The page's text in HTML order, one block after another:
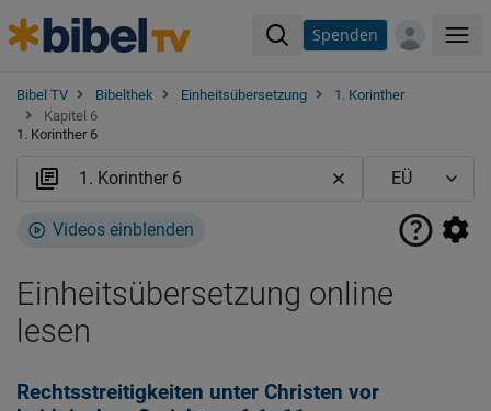
Spenden
Bibel TV Bibelthek Einheitsübersetzung
1. Korinther
Kapitel 6
1. Korinther 6
Videos einblenden
Einheitsübersetzung online
lesen
Rechtsstreitigkeiten unter Christen vor